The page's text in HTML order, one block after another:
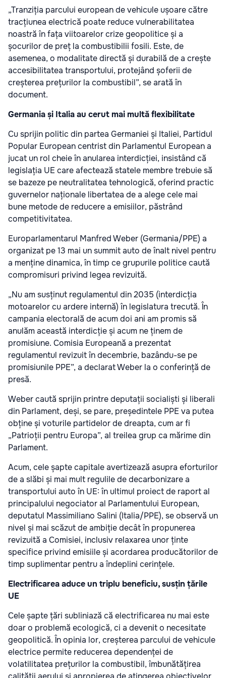
„Tranziția parcului european de vehicule ușoare către
tracțiunea electrică poate reduce vulnerabilitatea
noastră în fața viitoarelor crize geopolitice și a
șocurilor de preț la combustibilii fosili. Este, de
asemenea, o modalitate directă și durabilă de a crește
accesibilitatea transportului, protejând șoferii de
creșterea prețurilor la combustibil”, se arată în
document.
Germania și Italia au cerut mai multă flexibilitate
Cu sprijin politic din partea Germaniei și Italiei, Partidul
Popular European centrist din Parlamentul European a
jucat un rol cheie în anularea interdicției, insistând că
legislația UE care afectează statele membre trebuie să
se bazeze pe neutralitatea tehnologică, oferind practic
guvernelor naționale libertatea de a alege cele mai
bune metode de reducere a emisiilor, păstrând
competitivitatea.
Europarlamentarul Manfred Weber (Germania/PPE) a
organizat pe 13 mai un summit auto de înalt nivel pentru
a menține dinamica, în timp ce grupurile politice caută
compromisuri privind legea revizuită.
„Nu am susținut regulamentul din 2035 (interdicția
motoarelor cu ardere internă) în legislatura trecută. În
campania electorală de acum doi ani am promis să
anulăm această interdicție și acum ne ținem de
promisiune. Comisia Europeană a prezentat
regulamentul revizuit în decembrie, bazându-se pe
promisiunile PPE”, a declarat Weber la o conferință de
presă.
Weber caută sprijin printre deputații socialiști și liberali
din Parlament, deși, se pare, președintele PPE va putea
obține și voturile partidelor de dreapta, cum ar fi
„Patrioții pentru Europa”, al treilea grup ca mărime din
Parlament.
Acum, cele șapte capitale avertizează asupra eforturilor
de a slăbi și mai mult regulile de decarbonizare a
transportului auto în UE: în ultimul proiect de raport al
principalului negociator al Parlamentului European,
deputatul Massimiliano Salini (Italia/PPE), se observă un
nivel și mai scăzut de ambiție decât în propunerea
revizuită a Comisiei, inclusiv relaxarea unor ținte
specifice privind emisiile și acordarea producătorilor de
timp suplimentar pentru a îndeplini cerințele.
Electrificarea aduce un triplu beneficiu, susțin țările
UE
Cele șapte țări subliniază că electrificarea nu mai este
doar o problemă ecologică, ci a devenit o necesitate
geopolitică. În opinia lor, creșterea parcului de vehicule
electrice permite reducerea dependenței de
volatilitatea prețurilor la combustibil, îmbunătățirea